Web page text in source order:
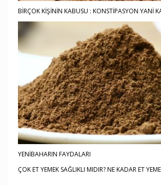
BİRÇOK KİŞİNİN KABUSU : KONSTİPASYON YANİ
YENİBAHARIN FAYDALARI
ÇOK ET YEMEK SAĞLIKLI MIDIR? NE KADAR ET